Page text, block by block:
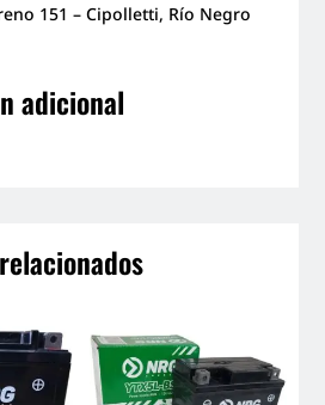
151 – Cipolletti, Río Negro
adicional